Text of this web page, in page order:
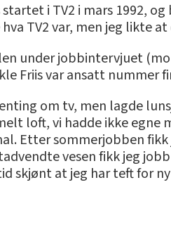
startet i TV2 i mars 1992,
hva TV2 var, men jeg likte
under jobbintervjuet
Friis var ansatt nummer
om tv, men lagde
loft, vi hadde ikke egne
Etter sommerjobben
vesen fikk jeg
skjønt at jeg har teft for